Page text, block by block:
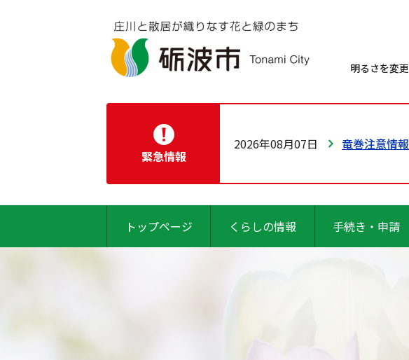
明るさを変更
緊急情報
2026年08月07日 竜巻注意情報
トップページ くらしの情報 手続き・申請